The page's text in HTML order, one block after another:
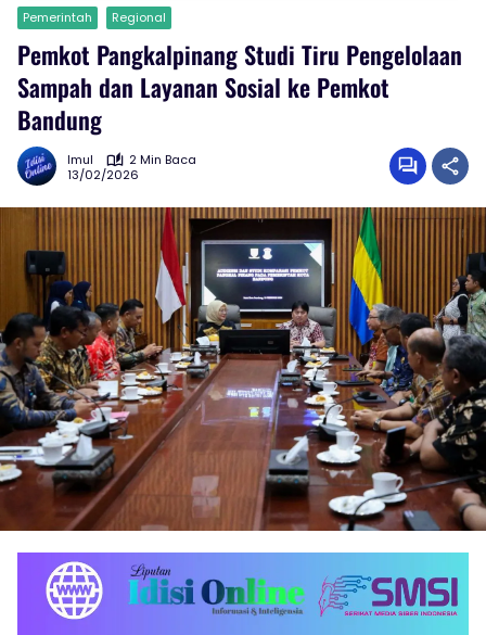
Pemerintah Regional
Pemkot Pangkalpinang Studi Tiru Pengelolaan
Sampah dan Layanan Sosial ke Pemkot
Bandung
Imul
2 Min Baca
13/02/2026